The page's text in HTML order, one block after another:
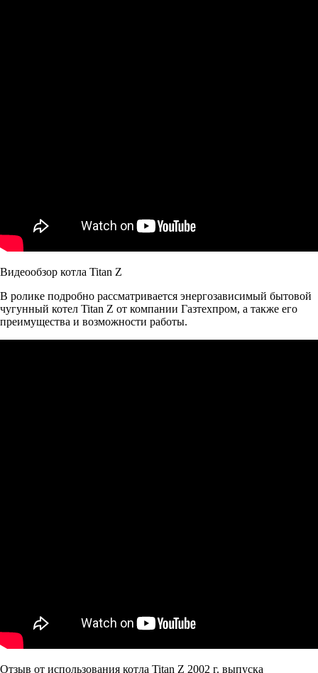
Видеообзор котла Titan Z
В ролике подробно рассматривается энергозависимый бытовой
чугунный котел Titan Z от компании Газтехпром, а также его
преимущества и возможности работы.
Отзыв от использования котла Titan Z 2002 г. выпуска